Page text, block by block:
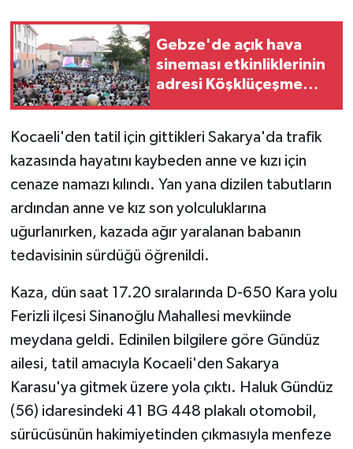
Gebze'de açık hava
sineması etkinliklerinin
adresi Köşklüçeşme
Kocaeli'den tatil için gittikleri Sakarya'da trafik
kazasında hayatını kaybeden anne ve kızı için
cenaze namazı kılındı. Yan yana dizilen tabutların
ardından anne ve kız son yolculuklarına
uğurlanırken, kazada ağır yaralanan babanın
tedavisinin sürdüğü öğrenildi.
Kaza, dün saat 17.20 sıralarında D-650 Kara yolu
Ferizli ilçesi Sinanoğlu Mahallesi mevkiinde
meydana geldi. Edinilen bilgilere göre Gündüz
ailesi, tatil amacıyla Kocaeli'den Sakarya
Karasu'ya gitmek üzere yola çıktı. Haluk Gündüz
(56) idaresindeki 41 BG 448 plakalı otomobil,
sürücüsünün hakimiyetinden çıkmasıyla menfeze